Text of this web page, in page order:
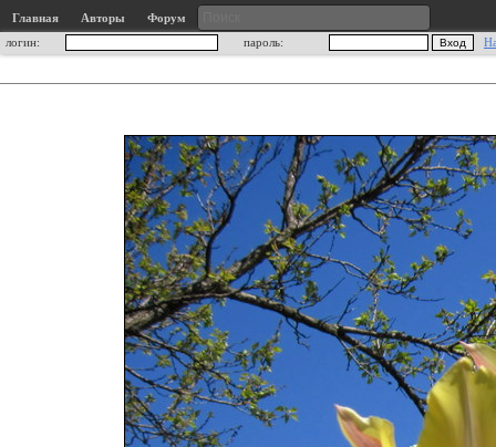
Главная Авторы
Форум
логин:
пароль: